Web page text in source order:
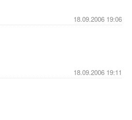
18.09.2006 19:06
18.09.2006 19:11